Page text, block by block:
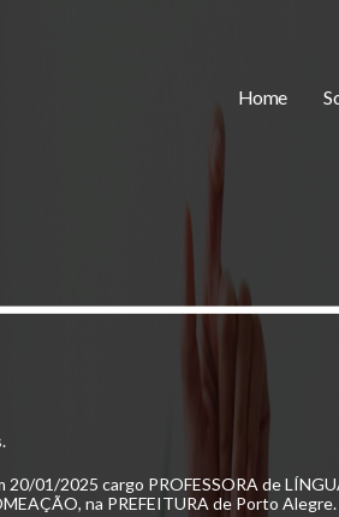
Home
20/01/2025 cargo PROFESSORA de
na PREFEITURA de Porto Alegre.